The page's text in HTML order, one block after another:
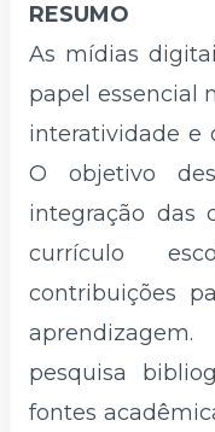
RESUMO
As mídias
papel essencial
interatividade e
O objetivo
integração das
currículo
contribuições
pesquisa
fontes